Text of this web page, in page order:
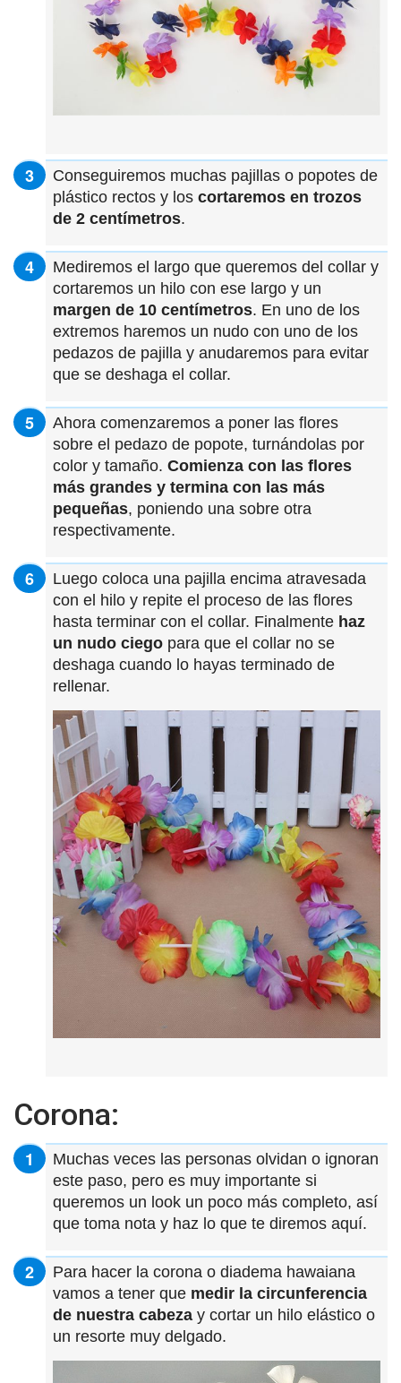
Conseguiremos muchas pajillas o popotes de
plástico rectos y los cortaremos en trozos
de 2 centímetros.
Mediremos el largo que queremos del collar y
cortaremos un hilo con ese largo y un
margen de 10 centímetros. En uno de los
extremos haremos un nudo con uno de los
pedazos de pajilla y anudaremos para evitar
que se deshaga el collar.
Ahora comenzaremos a poner las flores
sobre el pedazo de popote, turnándolas por
color y tamaño. Comienza con las flores
más grandes y termina con las más
pequeñas, poniendo una sobre otra
respectivamente.
Luego coloca una pajilla encima atravesada
con el hilo y repite el proceso de las flores
hasta terminar con el collar. Finalmente haz
un nudo ciego para que el collar no se
deshaga cuando lo hayas terminado de
rellenar.
Corona:
Muchas veces las personas olvidan o ignoran
este paso, pero es muy importante si
queremos un look un poco más completo, así
que toma nota y haz lo que te diremos aquí.
Para hacer la corona o diadema hawaiana
vamos a tener que medir la circunferencia
de nuestra cabeza y cortar un hilo elástico o
un resorte muy delgado.